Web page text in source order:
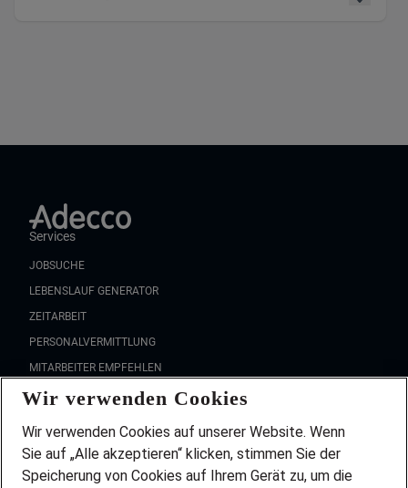
Services
JOBSUCHE
LEBENSLAUF GENERATOR
ZEITARBEIT
PERSONALVERMITTLUNG
MITARBEITER EMPFEHLEN
FAQ
Wir stellen ein!
DEINE BERUFSGRUPPE
DEINE LEBENSSITUATION
Wir verwenden Cookies
Wir verwenden Cookies auf unserer Website. Wenn
Sie auf „Alle akzeptieren“ klicken, stimmen Sie der
Speicherung von Cookies auf Ihrem Gerät zu, um die